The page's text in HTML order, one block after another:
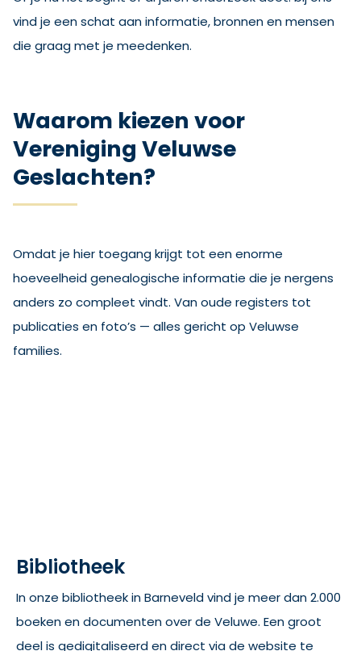
vind je een schat aan informatie, bronnen en mensen
die graag met je meedenken.
Waarom kiezen voor
Vereniging Veluwse
Geslachten?
Omdat je hier toegang krijgt tot een enorme
hoeveelheid genealogische informatie die je nergens
anders zo compleet vindt. Van oude registers tot
publicaties en foto’s — alles gericht op Veluwse
families.
Bibliotheek
In onze bibliotheek in Barneveld vind je meer dan 2.000
boeken en documenten over de Veluwe. Een groot
deel is gedigitaliseerd en direct via de website te